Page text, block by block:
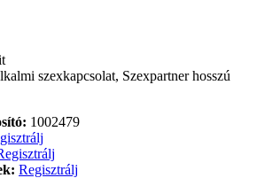
szexkapcsolat, Szexpartner hosszú
1002479
Regisztrálj